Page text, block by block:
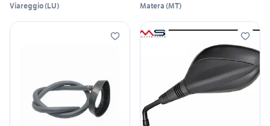
Viareggio(LU) Matera (MT)